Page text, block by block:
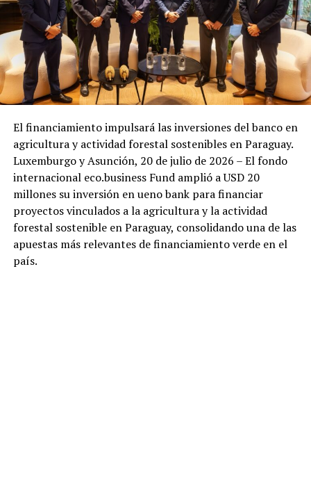
El financiamiento impulsará las inversiones del banco en
agricultura y actividad forestal sostenibles en Paraguay.
Luxemburgo y Asunción, 20 de julio de 2026 – El fondo
internacional eco.business Fund amplió a USD 20
millones su inversión en ueno bank para financiar
proyectos vinculados a la agricultura y la actividad
forestal sostenible en Paraguay, consolidando una de las
apuestas más relevantes de financiamiento verde en el
país.